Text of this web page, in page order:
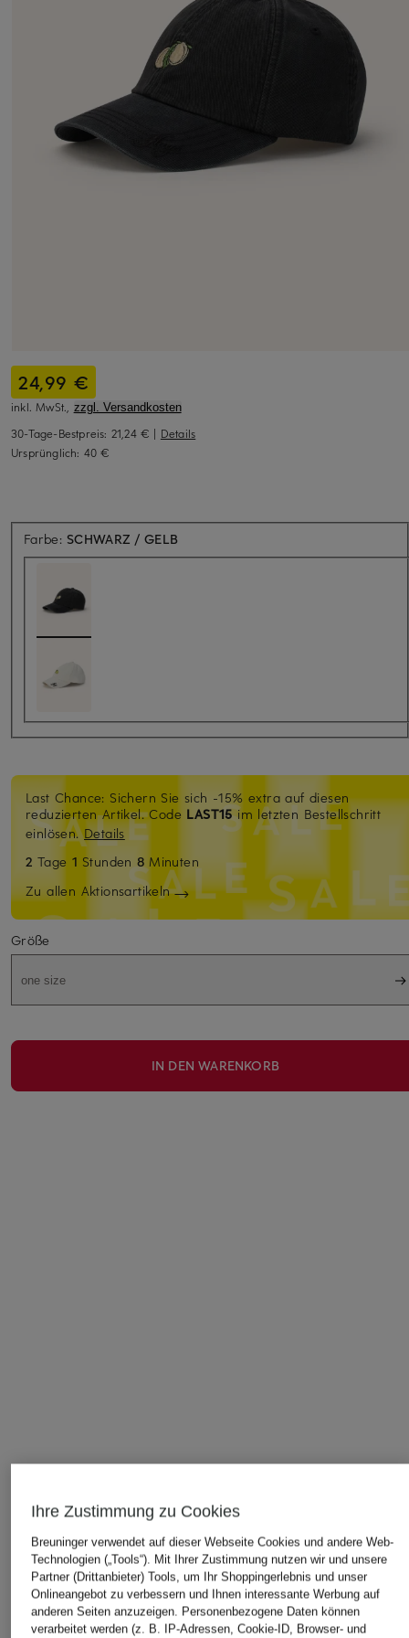
24,99 €
inkl. MwSt., zzgl. Versandkosten
30-Tage-Bestpreis: 21,24 € | Details
Ursprünglich: 40 €
Farbe: SCHWARZ / GELB
Last Chance: Sichern Sie sich -15% extra auf diesen
reduzierten Artikel. Code LAST15im letzten Bestellschritt
einlösen.Details
2 Tage1 Stunden8 Minuten
Zu allen Aktionsartikeln
Größe
one size
IN DEN WARENKORB
ÄHNLICHE ARTIKEL ENTDECKEN
Ihre Zustimmung zu Cookies
Breuninger verwendet auf dieser Webseite Cookies und andere Web-
Technologien („Tools“). Mit Ihrer Zustimmung nutzen wir und unsere
Partner (Drittanbieter) Tools, um Ihr Shoppingerlebnis und unser
Onlineangebot zu verbessern und Ihnen interessante Werbung auf
anderen Seiten anzuzeigen. Personenbezogene Daten können
verarbeitet werden (z. B. IP-Adressen, Cookie-ID, Browser- und